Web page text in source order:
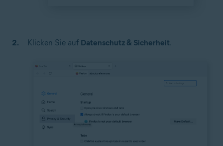
Klicken Sie auf Datenschutz & Sicherheit.